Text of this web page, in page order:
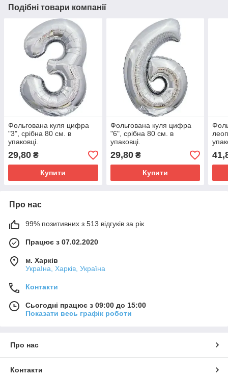
Подібні товари компанії
Фольгована куля цифра
"3", срібна 80 см. в
упаковці.
29,80 ₴
Купити
Фольгована куля цифра
"6", срібна 80 см. в
упаковці.
29,80₴
Купити
Про нас
99% позитивних з 513 відгуків за рік
Працює з 07.02.2020
м. Харків
УкраІна, Харків, Україна
Контакти
Сьогодні працює з 09:00 до 15:00
Показати весь графік роботи
Про нас
Контакти